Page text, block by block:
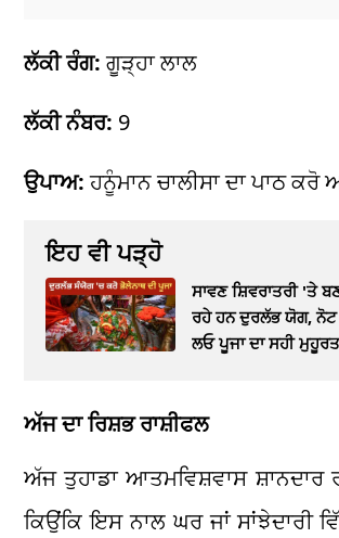
ਲੱਕੀ ਰੰਗ:ਗੂੜ੍ਹਾ ਲਾਲ
ਲੱਕੀ ਨੰਬਰ: 9
ਉਪਾਅ:ਹਨੂੰਮਾਨ ਚਾਲੀਸਾ ਦਾ ਪਾਠ ਕਰੋ
ਇਹ ਵੀ ਪੜ੍ਹੋ
ਸਾਵਣ ਸ਼ਿਵਰਾਤਰੀ 'ਤੇ
ਰਹੇ ਹਨ ਦੁਰਲੱਭ ਯੋਗ,
ਲਓ ਪੂਜਾ ਦਾ ਸਹੀ ਮੁਹੂਰਤ
ਅੱਜ ਦਾ ਰਿਸ਼ਭ ਰਾਸ਼ੀਫਲ
ਅੱਜ ਤੁਹਾਡਾ ਆਤਮਵਿਸ਼ਵਾਸ ਸ਼ਾਨਦਾਰ
ਕਿਉਂਕਿ ਇਸ ਨਾਲ ਘਰ ਜਾਂ ਸਾਂਝੇਦਾਰੀ